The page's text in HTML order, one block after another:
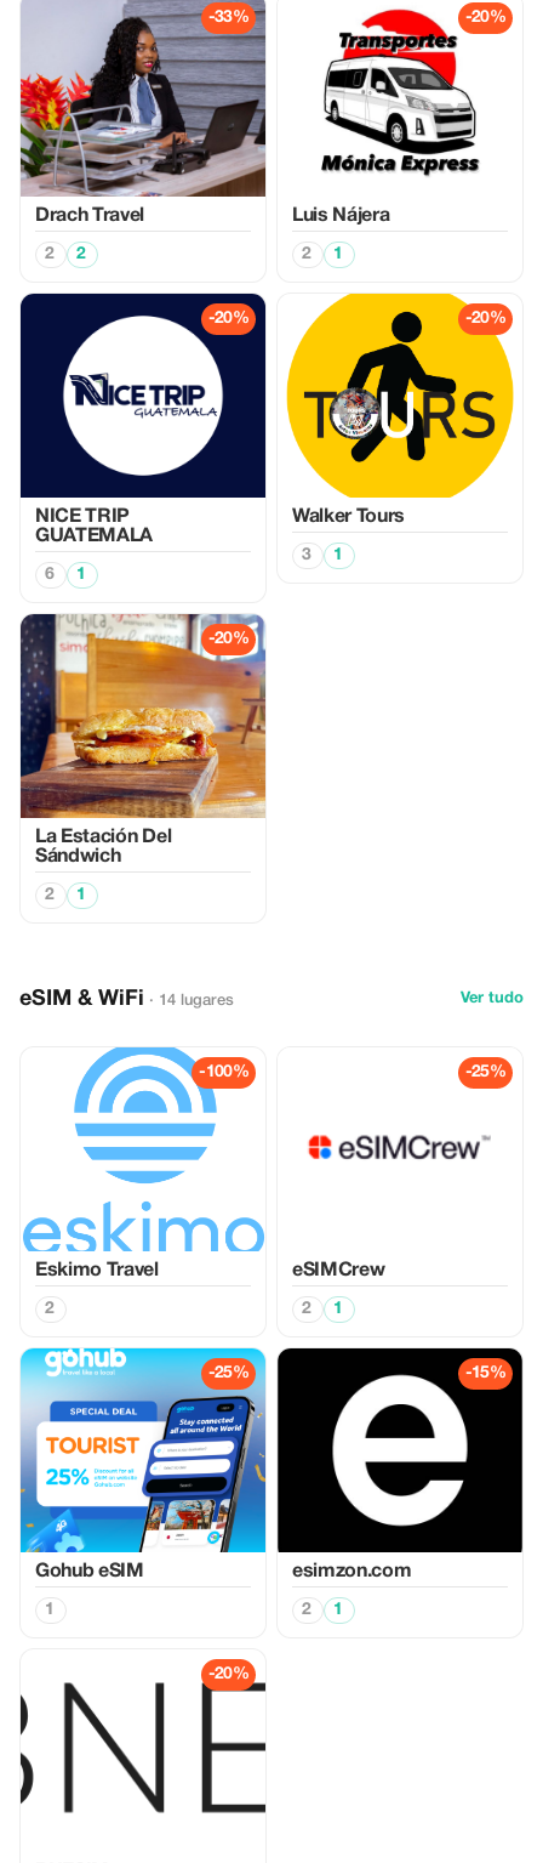
-33%
Drach Travel
2 2
-20%
Luis Nájera
2 1
-20%
NICE TRIP
GUATEMALA
6 1
-20%
Walker Tours
3 1
-20%
La Estación Del
Sándwich
2 1
eSIM & WiFi · 14 lugares Ver tudo
-100%
Eskimo Travel
2
-25%
eSIMCrew
2 1
-25%
Gohub eSIM
1
-15%
esimzon.com
2 1
-20%